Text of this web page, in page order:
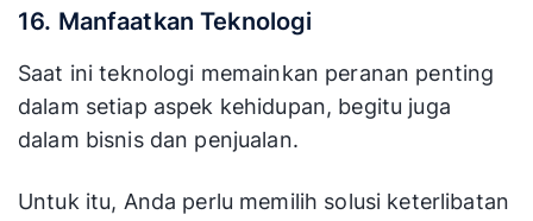
16. Manfaatkan Teknologi
Saat ini teknologi memainkan peranan penting
dalam setiap aspek kehidupan, begitu juga
dalam bisnis dan penjualan.
Untuk itu, Anda perlu memilih solusi keterlibatan